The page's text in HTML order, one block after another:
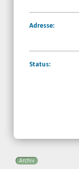
Adresse:
Status:
Archiv